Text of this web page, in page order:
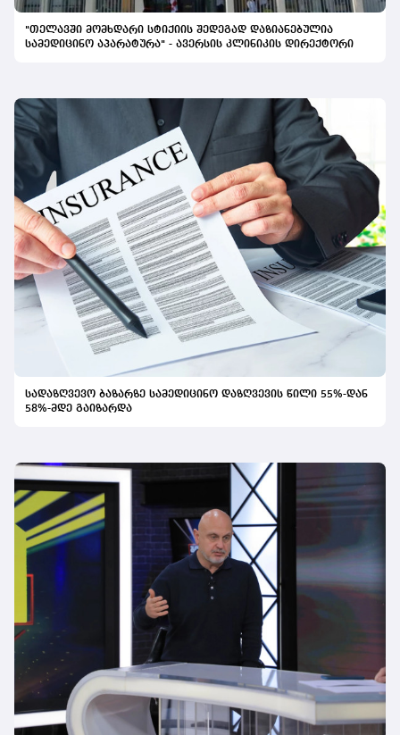
"თელავში მომხდარი სტიქიის შედეგად დაზიანებულია
სამედიცინო აპარატურა" - ავერსის კლინიკის დირექტორი
სადაზღვევო ბაზარზე სამედიცინო დაზღვევის წილი 55%-დან
58%-მდე გაიზარდა